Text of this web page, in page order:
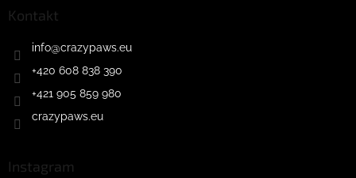
Kontakt
info@crazypaws.eu
+420 608 838 390
+421 905 859 980
crazypaws.eu
Instagram